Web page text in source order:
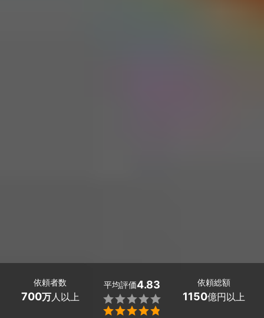
依頼者数
700万人以上
平均評価4.83


依頼総額
1150億円以上